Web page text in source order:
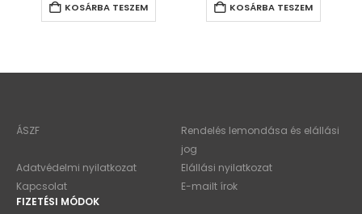
KOSÁRBA TESZEM KOSÁRBA TESZEM
ÁSZF
Rendelés lemondása és elállási
jog
Adatvédelmi nyilatkozat
Elállási nyilatkozat
Kapcsolat
E-mailt írok
FIZETÉSI MÓDOK